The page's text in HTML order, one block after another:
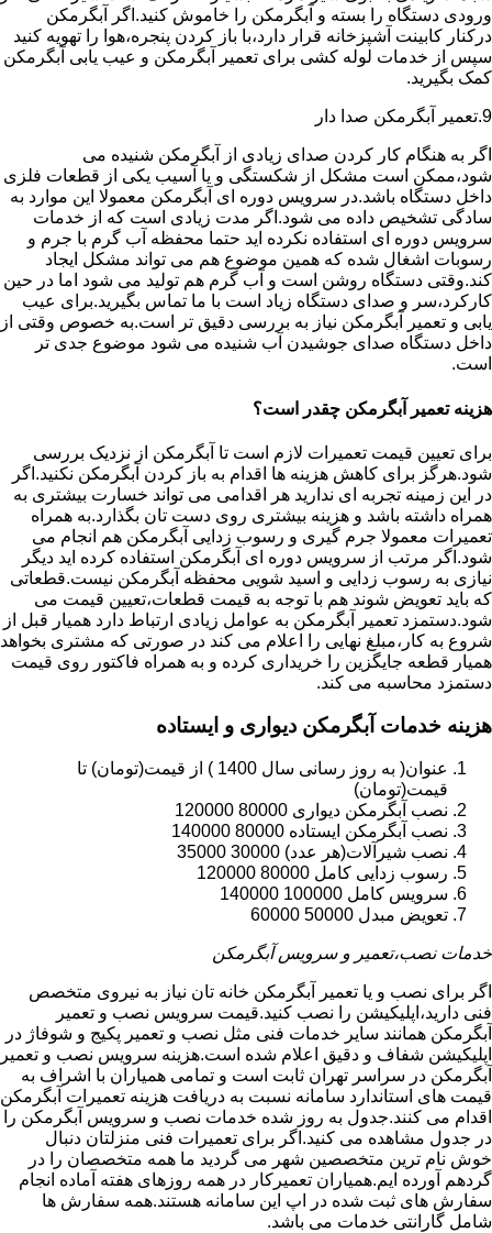
ورودی دستگاه را بسته و آبگرمکن را خاموش کنید.اگر آبگرمکن
درکنار کابینت آشپزخانه قرار دارد،با باز کردن پنجره،هوا را تهویه کنید
سپس از خدمات لوله کشی برای تعمیر آبگرمکن و عیب یابی آبگرمکن
کمک بگیرید.
9.تعمیر آبگرمکن صدا دار
اگر به هنگام کار کردن صدای زیادی از آبگرمکن شنیده می
شود،ممکن است مشکل از شکستگی و یا آسیب یکی از قطعات فلزی
داخل دستگاه باشد.در سرویس دوره ای آبگرمکن معمولا این موارد به
سادگی تشخیص داده می شود.اگر مدت زیادی است که از خدمات
سرویس دوره ای استفاده نکرده اید حتما محفظه آب گرم با جرم و
رسوبات اشغال شده که همین موضوع هم می تواند مشکل ایجاد
کند.وقتی دستگاه روشن است و آب گرم هم تولید می شود اما در حین
کارکرد،سر و صدای دستگاه زیاد است با ما تماس بگیرید.برای عیب
یابی و تعمیر آبگرمکن نیاز به بررسی دقیق تر است.به خصوص وقتی از
داخل دستگاه صدای جوشیدن آب شنیده می شود موضوع جدی تر
است.
هزینه تعمیر آبگرمکن چقدر است؟
برای تعیین قیمت تعمیرات لازم است تا آبگرمکن از نزدیک بررسی
شود.هرگز برای کاهش هزینه ها اقدام به باز کردن آبگرمکن نکنید.اگر
در این زمینه تجربه ای ندارید هر اقدامی می تواند خسارت بیشتری به
همراه داشته باشد و هزینه بیشتری روی دست تان بگذارد.به همراه
تعمیرات معمولا جرم گیری و رسوب زدایی آبگرمکن هم انجام می
شود.اگر مرتب از سرویس دوره ای آبگرمکن استفاده کرده اید دیگر
نیازی به رسوب زدایی و اسید شویی محفظه آبگرمکن نیست.قطعاتی
که باید تعویض شوند هم با توجه به قیمت قطعات،تعیین قیمت می
شود.دستمزد تعمیر آبگرمکن به عوامل زیادی ارتباط دارد همیار قبل از
شروع به کار،مبلغ نهایی را اعلام می کند در صورتی که مشتری بخواهد
همیار قطعه جایگزین را خریداری کرده و به همراه فاکتور روی قیمت
دستمزد محاسبه می کند.
هزینه خدمات آبگرمکن دیواری و ایستاده
عنوان( به روز رسانی سال 1400 ) از قیمت(تومان) تا
قیمت(تومان)
نصب آبگرمکن دیواری 80000 120000
نصب آبگرمکن ایستاده 80000 140000
نصب شیرآلات(هر عدد) 30000 35000
رسوب زدایی کامل 80000 120000
سرویس کامل 100000 140000
تعویض مبدل 50000 60000
خدمات نصب،تعمیر و سرویس آبگرمکن
اگر برای نصب و یا تعمیر آبگرمکن خانه تان نیاز به نیروی متخصص
فنی دارید،اپلیکیشن را نصب کنید.قیمت سرویس نصب و تعمیر
آبگرمکن همانند سایر خدمات فنی مثل نصب و تعمیر پکیج و شوفاژ در
اپلیکیشن شفاف و دقیق اعلام شده است.هزینه سرویس نصب و تعمیر
آبگرمکن در سراسر تهران ثابت است و تمامی همیاران با اشراف به
قیمت های استاندارد سامانه نسبت به دریافت هزینه تعمیرات آبگرمکن
اقدام می کنند.جدول به روز شده خدمات نصب و سرویس آبگرمکن را
در جدول مشاهده می کنید.اگر برای تعمیرات فنی منزلتان دنبال
خوش نام ترین متخصصین شهر می گردید ما همه متخصصان را در
گردهم آورده ایم.همیاران تعمیرکار در همه روزهای هفته آماده انجام
سفارش های ثبت شده در اپ این سامانه هستند.همه سفارش ها
شامل گارانتی خدمات می باشد.